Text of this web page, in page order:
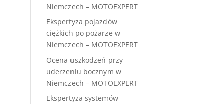
Niemczech – MOTOEXPERT
Ekspertyza pojazdów
ciężkich po pożarze w
Niemczech – MOTOEXPERT
Ocena uszkodzeń przy
uderzeniu bocznym w
Niemczech – MOTOEXPERT
Ekspertyza systemów